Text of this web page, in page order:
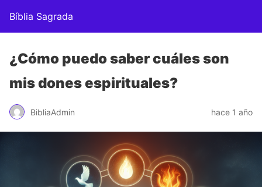
Bíblia Sagrada
¿Cómo puedo saber cuáles son
mis dones espirituales?
BibliaAdmin hace 1 año